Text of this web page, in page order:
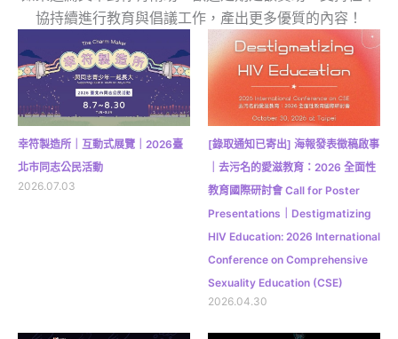
協持續進行教育與倡議工作，產出更多優質的內容！
幸符製造所｜互動式展覽｜2026臺
北市同志公民活動
2026.07.03
[錄取通知已寄出] 海報發表徵稿啟事
｜去污名的愛滋教育：2026 全面性
教育國際研討會 Call for Poster
Presentations｜Destigmatizing
HIV Education: 2026 International
Conference on Comprehensive
Sexuality Education (CSE)
2026.04.30